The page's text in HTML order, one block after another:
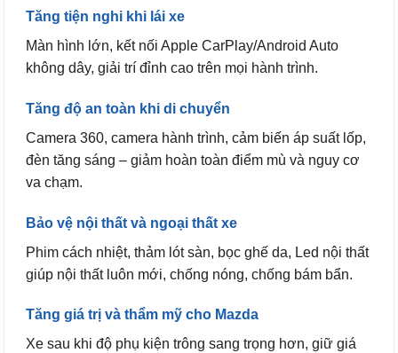
Tăng tiện nghi khi lái xe
Màn hình lớn, kết nối Apple CarPlay/Android Auto
không dây, giải trí đỉnh cao trên mọi hành trình.
Tăng độ an toàn khi di chuyển
Camera 360, camera hành trình, cảm biến áp suất lốp,
đèn tăng sáng – giảm hoàn toàn điểm mù và nguy cơ
va chạm.
Bảo vệ nội thất và ngoại thất xe
Phim cách nhiệt, thảm lót sàn, bọc ghế da, Led nội thất
giúp nội thất luôn mới, chống nóng, chống bám bẩn.
Tăng giá trị và thẩm mỹ cho Mazda
Xe sau khi độ phụ kiện trông sang trọng hơn, giữ giá